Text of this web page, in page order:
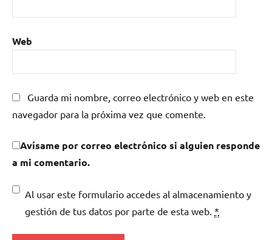
Web
Guarda mi nombre, correo electrónico y web en este
navegador para la próxima vez que comente.
Avísame por correo electrónico si alguien responde
a mi comentario.
Al usar este formulario accedes al almacenamiento y
gestión de tus datos por parte de esta web. *